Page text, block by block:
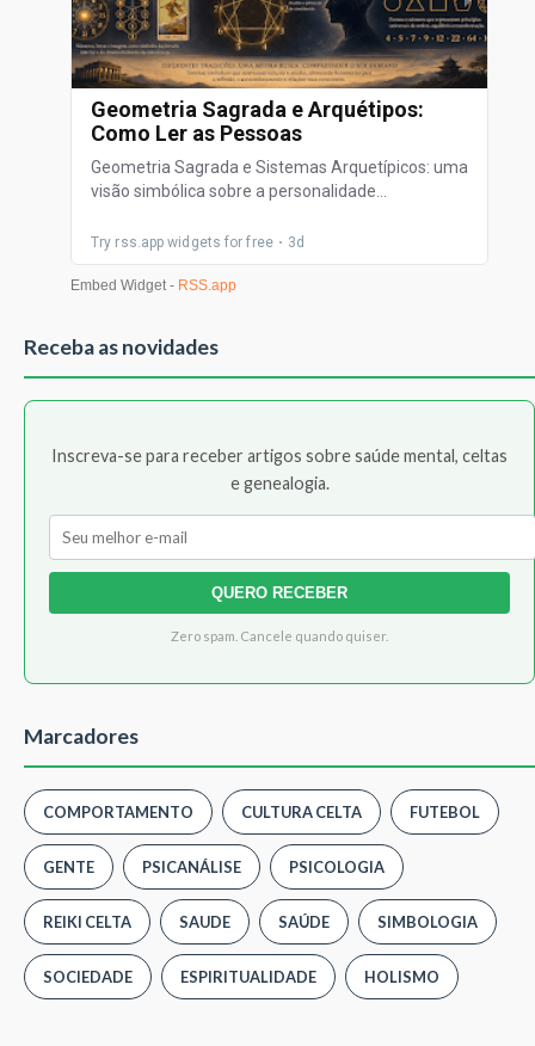
Receba as novidades
Inscreva-se para receber artigos sobre saúde mental, celtas
e genealogia.
QUERO RECEBER
Zero spam. Cancele quando quiser.
Marcadores
COMPORTAMENTO CULTURA CELTA FUTEBOL
GENTE PSICANÁLISE PSICOLOGIA
REIKI CELTA SAUDE SAÚDE SIMBOLOGIA
SOCIEDADE ESPIRITUALIDADE HOLISMO